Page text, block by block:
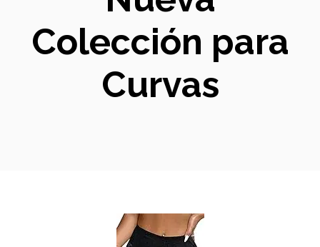
Colección para
Curvas